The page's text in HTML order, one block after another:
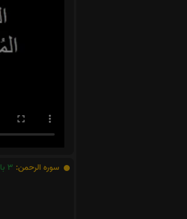
سوره الرحمن: 3